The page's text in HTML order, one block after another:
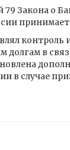
Закона о
принимает
долгам в
в случае